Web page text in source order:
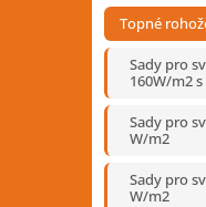
Topné
Sady pro
160W/m2
Sady pro
W/m2
Sady pro
W/m2